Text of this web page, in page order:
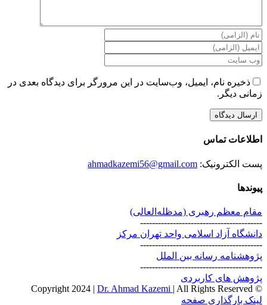
ذخیره نام، ایمیل، وب‌سایت در این مرورگر برای دیدگاه بعدی در
زمانی دیگر.
اطلاعات تماس
پست الکترونیک: ahmadkazemi56@gmail.com
پیوندها
مقام معظم رهبری (مد‌ظله‌العالی)
-----------------------------------------
دانشگاه آزاد اسلامی واحد تهران مرکز
-----------------------------------------
پژوهشنامه رسانه بین الملل
-----------------------------------------
پژوهش های کاربردی
© Copyright 2024 |
Dr. Ahmad Kazemi | All Rights Reserved
Instagram
X
لینک بارگذاری صفحه